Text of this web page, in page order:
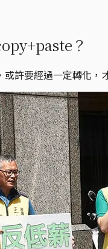
？
許要經過一定轉化，